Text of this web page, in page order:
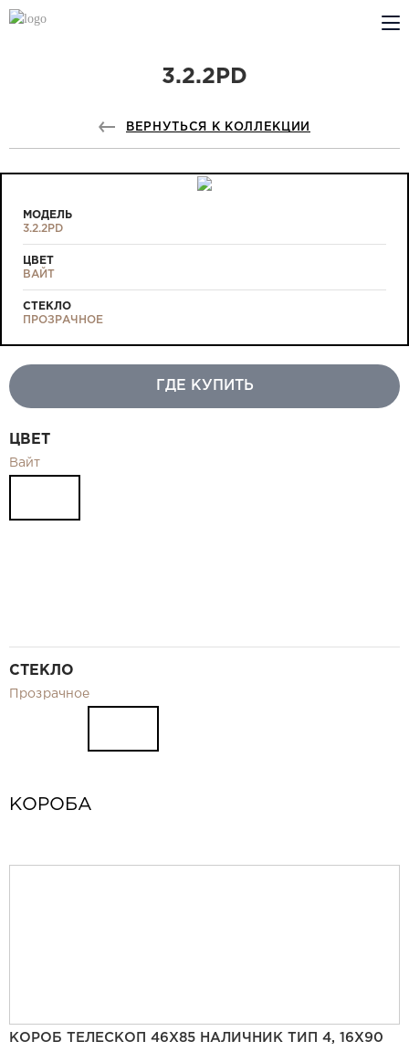
КОМПАНИЯ
PROFILDOORS
Проекты
3.2.2PD
ВЕРНУТЬСЯ К КОЛЛЕКЦИИ
МОДЕЛЬ
3.2.2PD
ЦВЕТ
ВАЙТ
СТЕКЛО
ПРОЗРАЧНОЕ
ГДЕ КУПИТЬ
ЦВЕТ
Вайт
СТЕКЛО
Прозрачное
КОРОБА
КОРОБ ТЕЛЕСКОП 46Х85 НАЛИЧНИК ТИП 4, 16Х90